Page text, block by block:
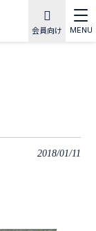
会員向け MENU
2018/01/11